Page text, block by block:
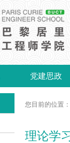
党建思政
您目前的位置：
理论学